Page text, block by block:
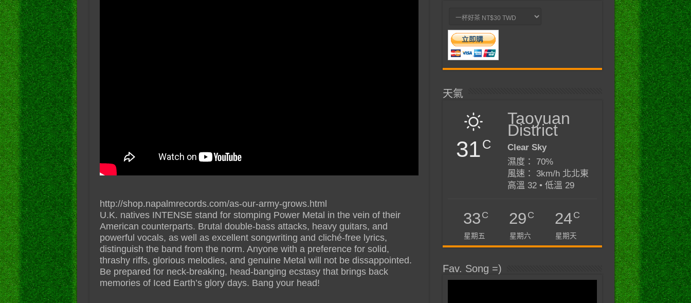
http://shop.napalmrecords.com/as-our-army-grows.html
U.K. natives INTENSE stand for stomping Power Metal in the vein of their
American counterparts. Brutal double-bass attacks, heavy guitars, and
powerful vocals, as well as excellent songwriting and cliché-free lyrics,
distinguish the band from the norm. Anyone with a preference for solid,
thrashy riffs, glorious melodies, and genuine Metal will not be dissappointed.
Be prepared for neck-breaking, head-banging ecstasy that brings back
memories of Iced Earth’s glory days. Bang your head!
天氣
31C
Taoyuan
District
Clear Sky
濕度： 70%
風速： 3km/h 北北東
高溫 32 • 低溫 29
33C
星期五
29C
星期六
24C
星期天
Fav. Song =)